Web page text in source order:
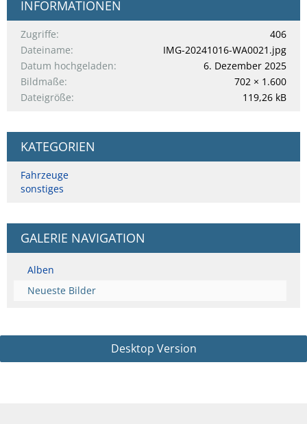
INFORMATIONEN
Zugriffe
406
Dateiname
IMG-20241016-WA0021.jpg
Datum hochgeladen
6. Dezember 2025
Bildmaße
702 × 1.600
Dateigröße
119,26 kB
KATEGORIEN
Fahrzeuge
sonstiges
GALERIE NAVIGATION
Alben
Neueste Bilder
Desktop Version